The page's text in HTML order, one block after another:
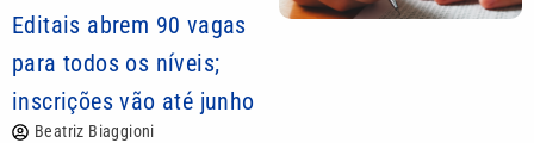
Editais abrem 90 vagas
para todos os níveis;
inscrições vão até junho
Beatriz Biaggioni